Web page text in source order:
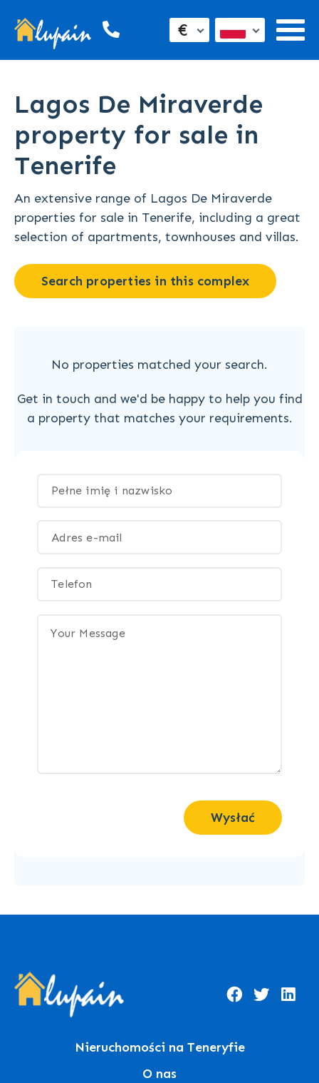
€
Lagos De Miraverde
property for sale in
Tenerife
An extensive range of Lagos De Miraverde
properties for sale in Tenerife, including a great
selection of apartments, townhouses and villas.
Search properties in this complex
No properties matched your search.
Get in touch and we'd be happy to help you find
a property that matches your requirements.
Wysłać
Nieruchomości na Teneryfie
O nas